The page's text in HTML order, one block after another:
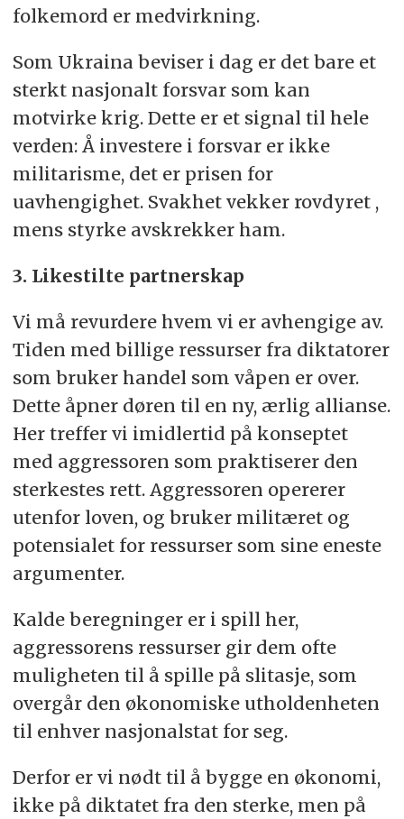
folkemord er medvirkning.
Som Ukraina beviser i dag er det bare et
sterkt nasjonalt forsvar som kan
motvirke krig. Dette er et signal til hele
verden: Å investere i forsvar er ikke
militarisme, det er prisen for
uavhengighet. Svakhet vekker rovdyret ,
mens styrke avskrekker ham.
3. Likestilte partnerskap
Vi må revurdere hvem vi er avhengige av.
Tiden med billige ressurser fra diktatorer
som bruker handel som våpen er over.
Dette åpner døren til en ny, ærlig allianse.
Her treffer vi imidlertid på konseptet
med aggressoren som praktiserer den
sterkestes rett. Aggressoren opererer
utenfor loven, og bruker militæret og
potensialet for ressurser som sine eneste
argumenter.
Kalde beregninger er i spill her,
aggressorens ressurser gir dem ofte
muligheten til å spille på slitasje, som
overgår den økonomiske utholdenheten
til enhver nasjonalstat for seg.
Derfor er vi nødt til å bygge en økonomi,
ikke på diktatet fra den sterke, men på